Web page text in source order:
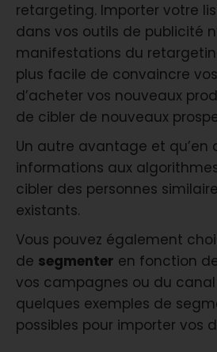
retargeting. Importer votre
dans vos outils de publicité
manifestations du
plus facile de convaincre
d’acheter vos nouveaux
de cibler de nouveaux
Un autre avantage et qu’en
informations aux
cibler des personnes
existants.
Vous pouvez également
de segmenter en fonction
vos campagnes ou du canal
quelques exemples de
possibles pour importer vos